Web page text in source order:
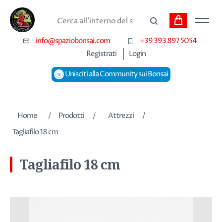
Cerca
info@spaziobonsai.com
+39 393 897 5054
Registrati
Login
Unisciti alla Community sui Bonsai
Carrello
Home / Prodotti / Attrezzi
/
Tagliafilo 18 cm
Tagliafilo 18 cm